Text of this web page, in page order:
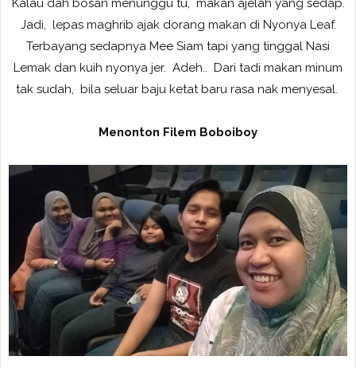
Kalau dah bosan menunggu tu, makan ajelah yang sedap.
Jadi, lepas maghrib ajak dorang makan di Nyonya Leaf.
Terbayang sedapnya Mee Siam tapi yang tinggal Nasi
Lemak dan kuih nyonya jer. Adeh.. Dari tadi makan minum
tak sudah, bila seluar baju ketat baru rasa nak menyesal.
Menonton Filem Boboiboy